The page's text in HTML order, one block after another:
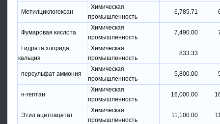
Метилциклогексан
Химическая
промышленность
6,785.71
Фумаровая кислота
Химическая
промышленность
7,490.00
Гидрата хлорида
кальция
Химическая
промышленность
833.33
персульфат аммония
Химическая
промышленность
5,800.00
н-гептан
Химическая
промышленность
16,000.00
Этил ацетоацетат
Химическая
промышленность
11,100.00